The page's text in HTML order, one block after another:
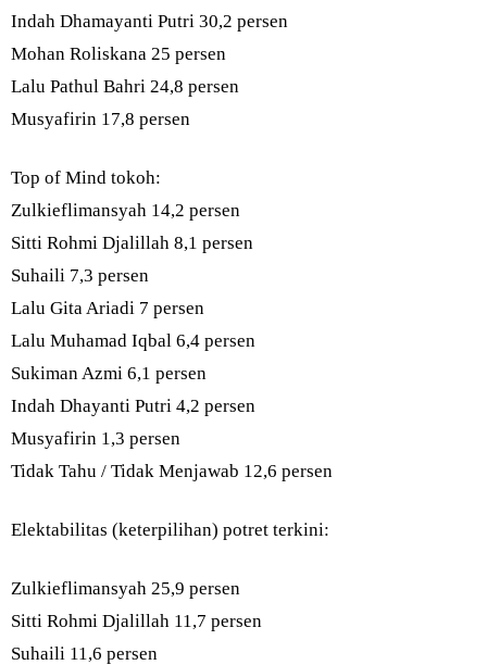
Indah Dhamayanti Putri 30,2 persen
Mohan Roliskana 25 persen
Lalu Pathul Bahri 24,8 persen
Musyafirin 17,8 persen
Top of Mind tokoh:
Zulkieflimansyah 14,2 persen
Sitti Rohmi Djalillah 8,1 persen
Suhaili 7,3 persen
Lalu Gita Ariadi 7 persen
Lalu Muhamad Iqbal 6,4 persen
Sukiman Azmi 6,1 persen
Indah Dhayanti Putri 4,2 persen
Musyafirin 1,3 persen
Tidak Tahu / Tidak Menjawab 12,6 persen
Elektabilitas (keterpilihan) potret terkini:
Zulkieflimansyah 25,9 persen
Sitti Rohmi Djalillah 11,7 persen
Suhaili 11,6 persen